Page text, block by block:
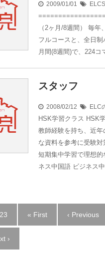
2009/01/01
（2ヶ月/8週間） 毎
フルコースと、全日
月間(8週間)で、224
スタッフ
2008/02/12 ELC
HSK学習クラス HSK
教師経験を持ち、近
な資料を参考に受験対
短期集中学習で理想
ネス中国語 ビジネス
« First ‹ Previous
›